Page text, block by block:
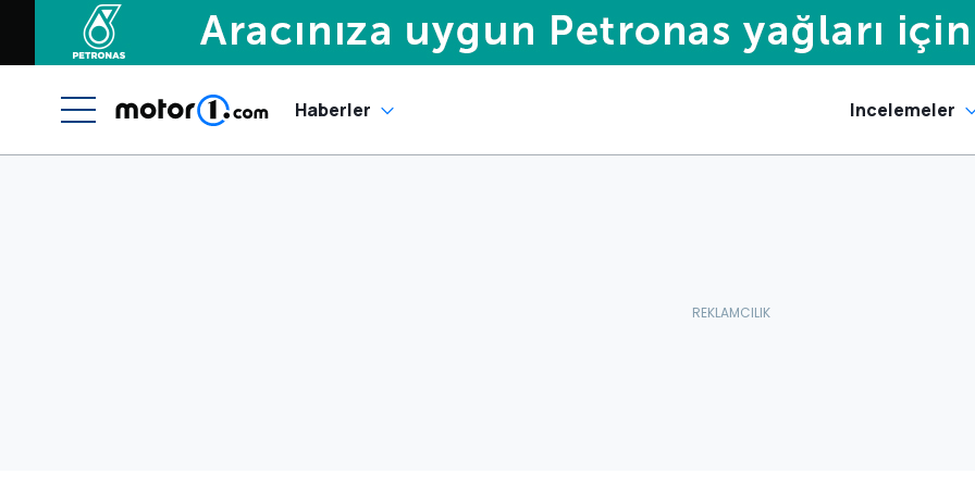
Haberler Incelemeler